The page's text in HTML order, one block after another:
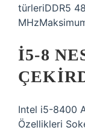
türleriDDR5
I5-8
Intel i5-8400
Özellikleri